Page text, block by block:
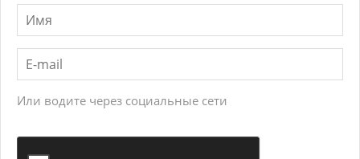
Или водите через социальные сети